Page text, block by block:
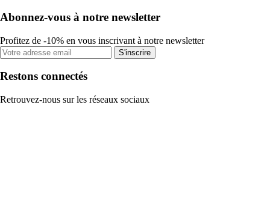
Abonnez-vous à notre newsletter
Profitez de -10% en vous inscrivant à notre newsletter
S'inscrire
Restons connectés
Retrouvez-nous sur les réseaux sociaux